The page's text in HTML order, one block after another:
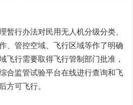
暂行办法对民用无人机分级分类、
、管控空域、飞行区域等作了明确
飞行需要取得飞行管制部门批准，
合监管试验平台在线进行查询和飞
方可飞行。